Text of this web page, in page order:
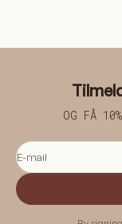
OG FÅ
E-mail